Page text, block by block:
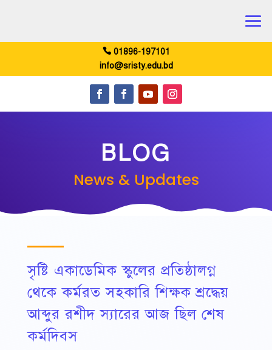
01896-197101
info@sristy.edu.bd
BLOG
News & Updates
সৃষ্টি একাডেমিক স্কুলের প্রতিষ্ঠালগ্ন
থেকে কর্মরত সহকারি শিক্ষক শ্রদ্ধেয়
আব্দুর রশীদ স্যারের আজ ছিল শেষ
কর্মদিবস